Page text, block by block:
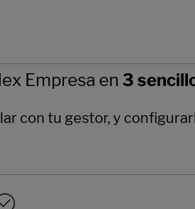
Empresa en 3
con tu gestor, y